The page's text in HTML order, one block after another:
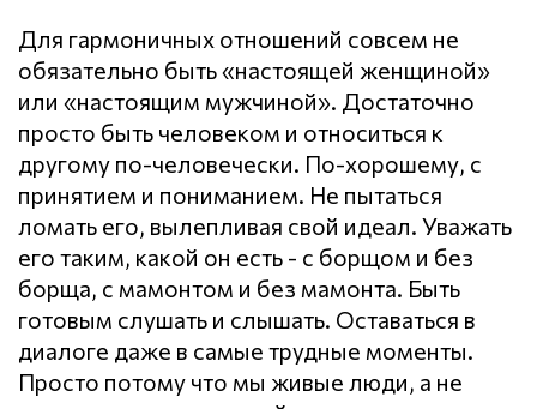
Для гармоничных отношений совсем не
обязательно быть «настоящей женщиной»
или «настоящим мужчиной». Достаточно
просто быть человеком и относиться к
другому по-человечески. По-хорошему, с
принятием и пониманием. Не пытаться
ломать его, вылепливая свой идеал. Уважать
его таким, какой он есть - с борщом и без
борща, с мамонтом и без мамонта. Быть
готовым слушать и слышать. Оставаться в
диалоге даже в самые трудные моменты.
Просто потому что мы живые люди, а не